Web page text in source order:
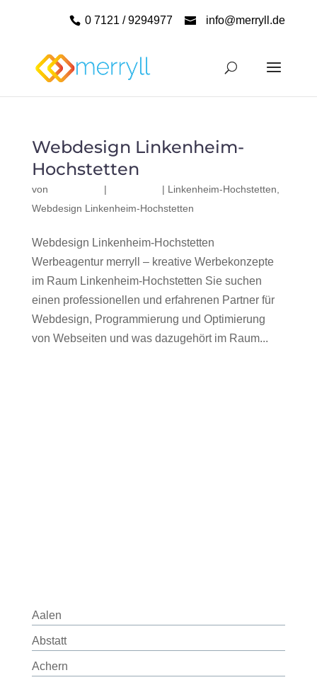
0 7121 / 9294977 info@merryll.de
Webdesign Linkenheim-
Hochstetten
von | | Linkenheim-Hochstetten
Webdesign Linkenheim-Hochstetten
Webdesign Linkenheim-Hochstetten
Werbeagentur merryll – kreative Werbekonzepte
im Raum Linkenheim-Hochstetten Sie suchen
einen professionellen und erfahrenen Partner für
Webdesign, Programmierung und Optimierung
von Webseiten und was dazugehört im Raum...
Aalen
Abstatt
Achern